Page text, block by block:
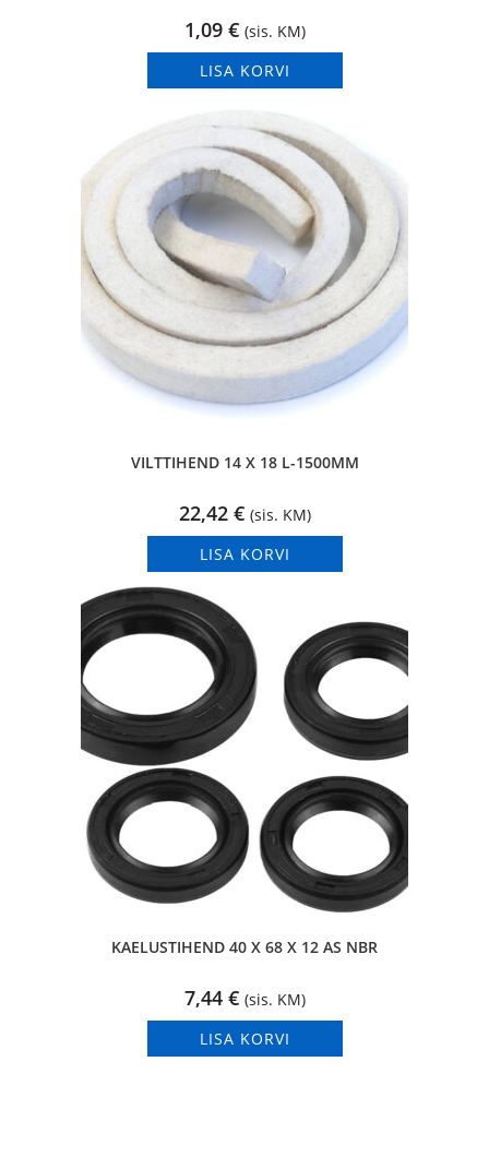
1,09 € (sis. KM)
LISA KORVI
VILTTIHEND 14 X 18 L-1500MM
22,42 € (sis. KM)
LISA KORVI
KAELUSTIHEND 40 X 68 X 12 AS NBR
7,44 € (sis. KM)
LISA KORVI